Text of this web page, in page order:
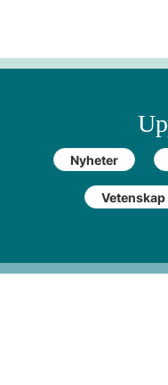
Nyheter
Vetenskap